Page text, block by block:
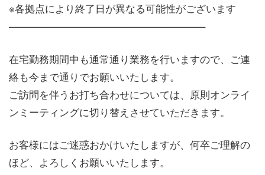
※各拠点により終了日が異なる可能性がございます
———————————————————–
在宅勤務期間中も通常通り業務を行いますので、ご連
絡も今まで通りでお願いいたします。
ご訪問を伴うお打ち合わせについては、原則オンライ
ンミーティングに切り替えさせていただきます。
お客様にはご迷惑おかけいたしますが、何卒ご理解の
ほど、よろしくお願いいたします。